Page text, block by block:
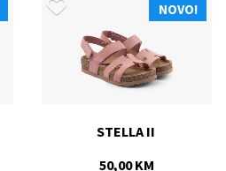
NOVO!
STELLA II
50,00 KM